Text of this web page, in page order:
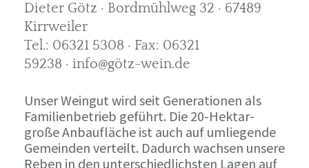
Dieter Götz · Bordmühlweg 32 · 67489
Kirrweiler
Tel.: 06321 5308 · Fax: 06321
59238 · info@götz-wein.de
Unser Weingut wird seit Generationen als
Familienbetrieb geführt. Die 20-Hektar-
große Anbaufläche ist auch auf umliegende
Gemeinden verteilt. Dadurch wachsen unsere
Reben in den unterschiedlichsten Lagen auf